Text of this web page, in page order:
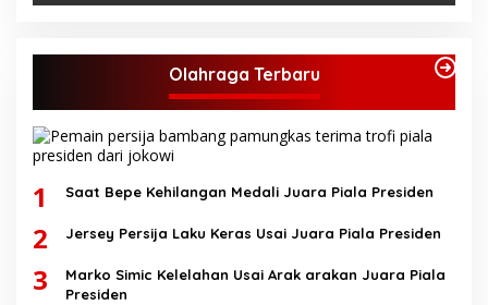
Olahraga Terbaru
1 Saat Bepe Kehilangan Medali Juara Piala Presiden
2 Jersey Persija Laku Keras Usai Juara Piala Presiden
3
Marko Simic Kelelahan Usai Arak arakan Juara Piala
Presiden